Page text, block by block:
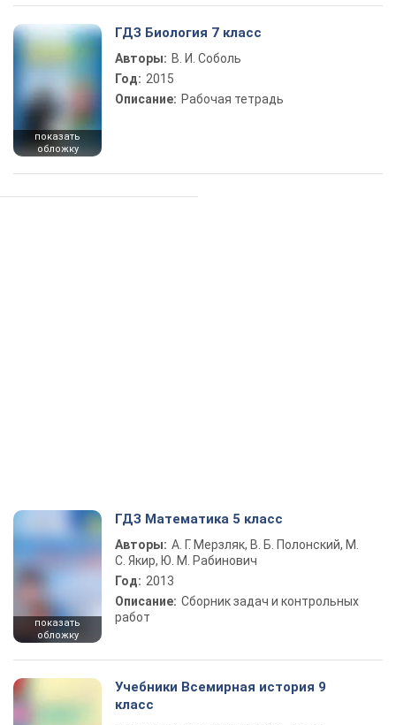
показать
обложку
ГДЗ Биология 7 класс
Авторы: В. И. Соболь
Год: 2015
Описание: Рабочая тетрадь
показать
обложку
ГДЗ Математика 5 класс
Авторы: А. Г. Мерзляк, В. Б. Полонский, М.
С. Якир, Ю. М. Рабинович
Год: 2013
Описание: Сборник задач и контрольных
работ
Учебники Всемирная история 9
класс